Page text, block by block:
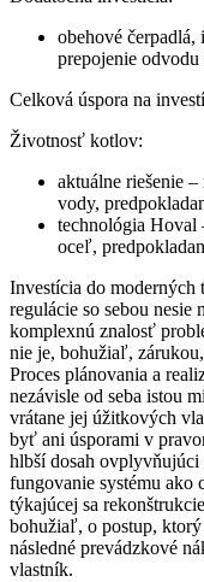
obehové
prepojenie odvodu
Celková úspora na
Životnosť kotlov:
aktuálne riešenie
vody,
technológia Hoval
oceľ,
Investícia do moderných
regulácie so sebou nesie
komplexnú znalosť
nie je, bohužiaľ,
Proces plánovania a
nezávisle od seba istou
vrátane jej úžitkových
byť ani úsporami v
hlbší dosah
fungovanie systému ako
týkajúcej sa
bohužiaľ, o postup,
následné prevádzkové
vlastník.